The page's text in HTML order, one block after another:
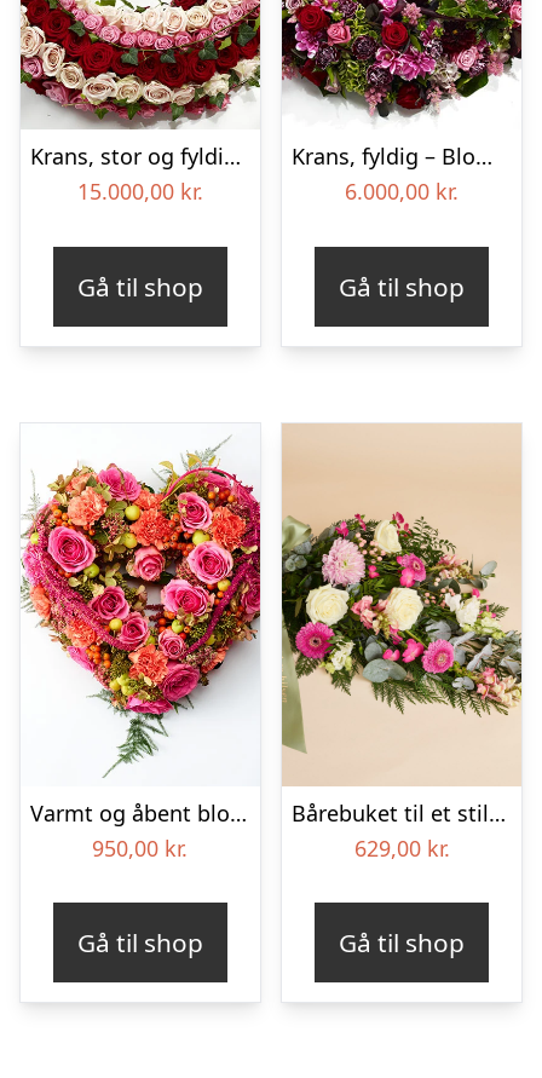
Krans, stor og fyldig – Blomster til begravelse
15.000,00 kr.
Gå til shop
Krans, fyldig – Blomster til begravelse
6.000,00 kr.
Gå til shop
Varmt og åbent blomsterhjerte – Blomster til begravelse
950,00 kr.
Gå til shop
Bårebuket til et stille farvel med bånd
629,00 kr.
Gå til shop